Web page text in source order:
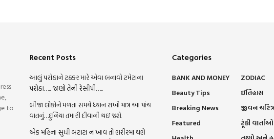
to
Recent Posts
આલું પરોઠાને ટક્કર મારે એવા બનાવો ટમેટાના
પરોઠા….. જાણો તેની રેસીપી…..
બીજા લોકોને મળતા સમયે ધ્યાન રાખો માત્ર આ પાંચ
વાતનું…દુનિયા તમારી દીવાની થઇ જશે.
એક મહિના સુધી બટાટા ન ખાવ તો શરીરમાં થશે
Categories
BANK AND MONEY
Beauty Tips
Breaking News
Featured
ZODIAC
ઇતિહાસ
જીવન ચરિત્ર
ટૂંકી વાર્તાઓ